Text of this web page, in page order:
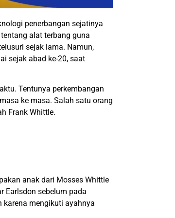
penerbangan sejatinya
alat terbang guna
sejak lama. Namun,
sejak abad ke-20, saat
Tentunya perkembangan
ke masa. Salah satu orang
Frank Whittle.
anak dari Mosses Whittle
Earlsdon sebelum pada
karena mengikuti ayahnya